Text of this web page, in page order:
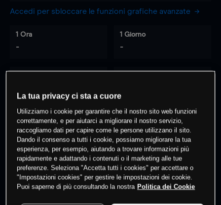
Accedi per sbloccare le funzioni grafiche avanzate
1 Ora
-
1 Giorno
-
0% dei clienti hanno posizionisu
questo prodotto
Fai trading
La tua privacy ci sta a cuore
Utilizziamo i cookie per garantire che il nostro sito web funzioni
correttamente, e per aiutarci a migliorare il nostro servizio,
raccogliamo dati per capire come le persone utilizzano il sito.
Dando il consenso a tutti i cookie, possiamo migliorare la tua
esperienza, per esempio, aiutando a trovare informazioni più
rapidamente e adattando i contenuti o il marketing alle tue
preferenze. Seleziona "Accetta tutti i cookies" per accettare o
"Impostazioni cookies" per gestire le impostazioni dei cookie.
Puoi saperne di più consultando la nostra Politica dei Cookie